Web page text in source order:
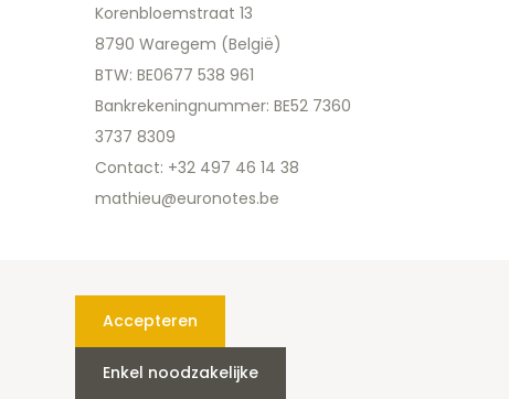
Korenbloemstraat 13
8790 Waregem (België)
BTW: BE0677 538 961
Bankrekeningnummer: BE52 7360
3737 8309
Contact: +32 497 46 14 38
mathieu@euronotes.be
Accepteren
Enkel noodzakelijke